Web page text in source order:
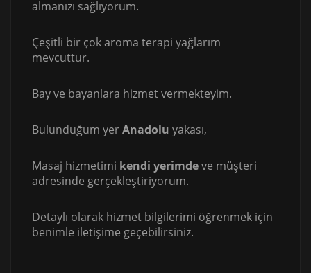
almanızı sağlıyorum.
Çeşitli bir çok aroma terapi yağlarım
mevcuttur.
Bay ve bayanlara hizmet vermekteyim.
Bulunduğum yerAnadolu yakası,
Masaj hizmetimi kendi yerimdeve müşteri
adresinde gerçekleştiriyorum.
Detaylı olarak hizmet bilgilerimi öğrenmek için
benimle iletişime geçebilirsiniz.